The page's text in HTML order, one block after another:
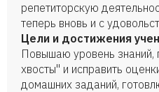
репетиторскую
теперь вновь и с
Цели и достижения
Повышаю уровень знаний,
хвосты" и исправить
домашних заданий,